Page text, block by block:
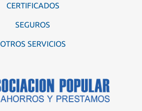
CERTIFICADOS
SEGUROS
OTROS SERVICIOS